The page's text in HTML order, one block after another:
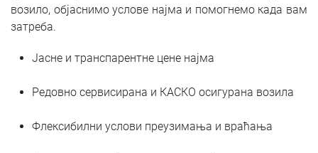
возило, објаснимо услове најма и помогнемо када вам
затреба.
Јасне и транспарентне цене најма
Редовно сервисирана и КАСКО осигурана возила
Флексибилни услови преузимања и враћања